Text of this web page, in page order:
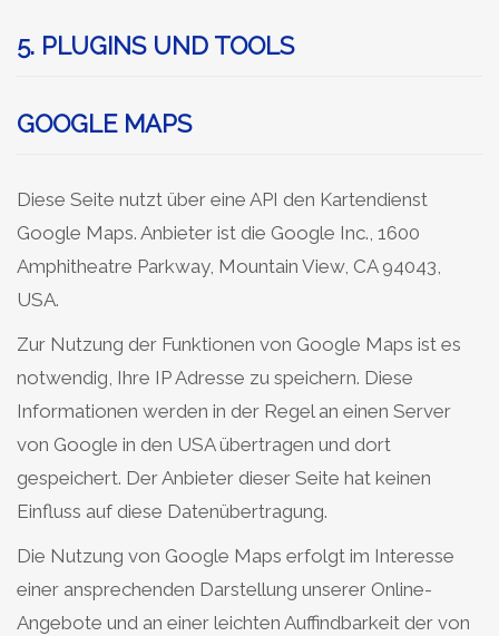
5. PLUGINS UND TOOLS
GOOGLE MAPS
Diese Seite nutzt über eine API den Kartendienst
Google Maps. Anbieter ist die Google Inc., 1600
Amphitheatre Parkway, Mountain View, CA 94043,
USA.
Zur Nutzung der Funktionen von Google Maps ist es
notwendig, Ihre IP Adresse zu speichern. Diese
Informationen werden in der Regel an einen Server
von Google in den USA übertragen und dort
gespeichert. Der Anbieter dieser Seite hat keinen
Einfluss auf diese Datenübertragung.
Die Nutzung von Google Maps erfolgt im Interesse
einer ansprechenden Darstellung unserer Online-
Angebote und an einer leichten Auffindbarkeit der von